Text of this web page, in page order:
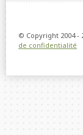
© Copyright 2004 -
de confidentialité